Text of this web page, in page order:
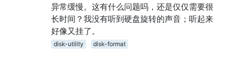
异常缓慢。这有什么问题吗，还是仅仅需要很
长时间？我没有听到硬盘旋转的声音；听起来
好像又挂了。
disk-utility disk-format